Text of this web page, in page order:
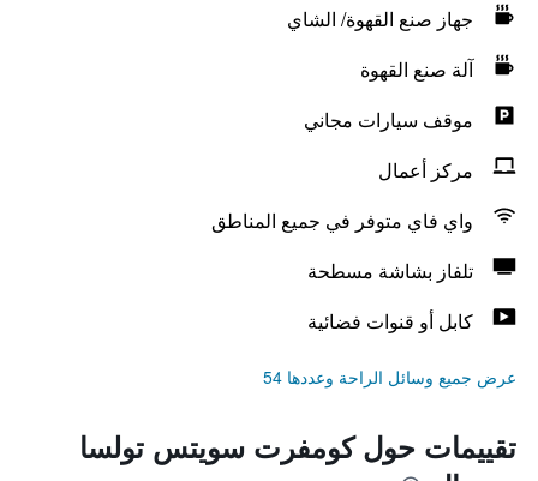
جهاز صنع القهوة/ الشاي
آلة صنع القهوة
موقف سيارات مجاني
مركز أعمال
واي فاي متوفر في جميع المناطق
تلفاز بشاشة مسطحة
كابل أو قنوات فضائية
عرض جميع وسائل الراحة وعددها 54
تقييمات حول كومفرت سويتس تولسا